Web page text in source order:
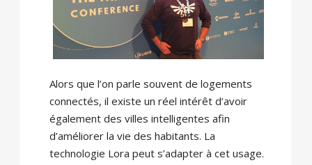
Alors que l’on parle souvent de logements
connectés, il existe un réel intérêt d’avoir
également des villes intelligentes afin
d’améliorer la vie des habitants. La
technologie Lora peut s’adapter à cet usage.